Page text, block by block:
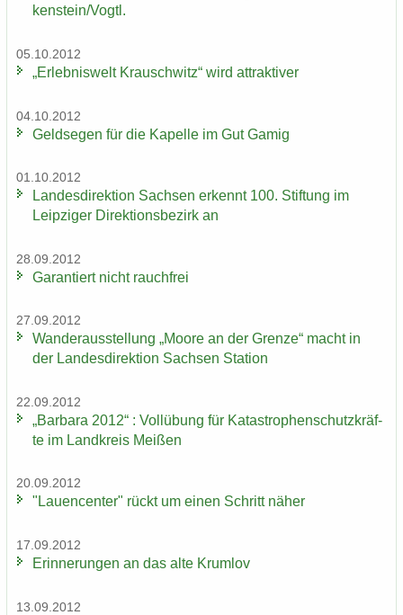
ken­stein/Vogtl.
05.10.2012
„Er­leb­nis­welt Krausch­witz“ wird at­trak­ti­ver
04.10.2012
Geld­se­gen für die Ka­pel­le im Gut Gamig
01.10.2012
Lan­des­di­rek­ti­on Sach­sen er­kennt 100. Stif­tung im
Leip­zi­ger Di­rek­ti­ons­be­zirk an
28.09.2012
Ga­ran­tiert nicht rauch­frei
27.09.2012
Wan­der­aus­stel­lung „Moore an der Gren­ze“ macht in
der Lan­des­di­rek­ti­on Sach­sen Sta­ti­on
22.09.2012
„Bar­ba­ra 2012“ : Voll­übung für Ka­ta­stro­phen­schutz­kräf­
te im Land­kreis Mei­ßen
20.09.2012
"Lau­en­cen­ter" rückt um einen Schritt näher
17.09.2012
Er­in­ne­run­gen an das alte Krum­lov
13.09.2012